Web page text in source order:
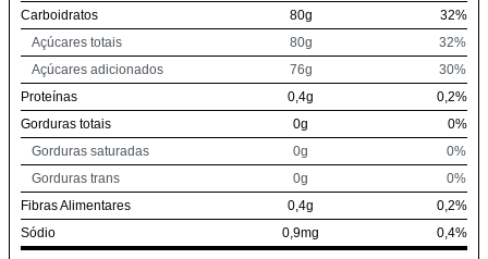
Carboidratos
80g
32%
Açúcares totais
80g
32%
Açúcares adicionados
76g
30%
Proteínas
0,4g
0,2%
Gorduras totais
0g
0%
Gorduras saturadas
0g
0%
Gorduras trans
0g
0%
Fibras Alimentares
0,4g
0,2%
Sódio
0,9mg 0,4%